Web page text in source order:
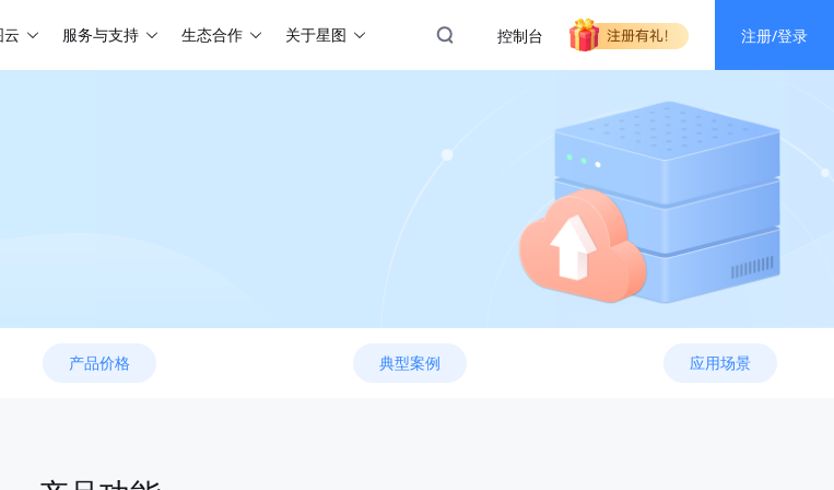
云 服务与支持 生态合作 关于星图 控制台 注册/登录
产品价格 典型案例 应用场景